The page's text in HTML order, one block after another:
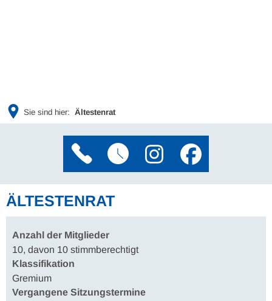
Sie sind hier: Ältestenrat
ÄLTESTENRAT
Anzahl der Mitglieder
10, davon 10 stimmberechtigt
Klassifikation
Gremium
Vergangene Sitzungstermine